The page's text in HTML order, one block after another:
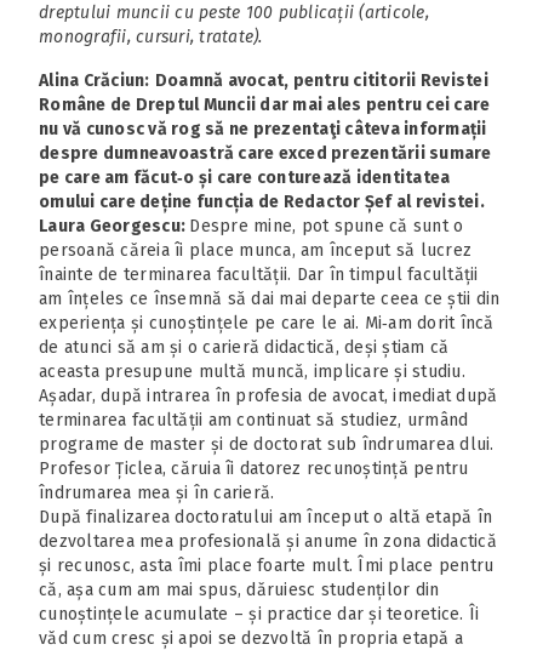
dreptului muncii cu peste 100 publicații (articole,
monografii, cursuri, tratate).
Alina Crăciun: Doamnă avocat, pentru cititorii Revistei
Române de Dreptul Muncii dar mai ales pentru cei care
nu vă cunosc vă rog să ne prezentaţi câteva informații
despre dumneavoastră care exced prezentării sumare
pe care am făcut‑o și care conturează identitatea
omului care deține funcția de Redactor Șef al revistei.
Laura Georgescu: Despre mine, pot spune că sunt o
persoană căreia îi place munca, am început să lucrez
înainte de terminarea facultății. Dar în timpul facultății
am înțeles ce însemnă să dai mai departe ceea ce știi din
experiența și cunoștințele pe care le ai. Mi‑am dorit încă
de atunci să am și o carieră didactică, deși știam că
aceasta presupune multă muncă, implicare și studiu.
Așadar, după intrarea în profesia de avocat, imediat după
terminarea facultății am continuat să studiez, urmând
programe de master și de doctorat sub îndrumarea dlui.
Profesor Țiclea, căruia îi datorez recunoștință pentru
îndrumarea mea și în carieră.
După finalizarea doctoratului am început o altă etapă în
dezvoltarea mea profesională și anume în zona didactică
și recunosc, asta îmi place foarte mult. Îmi place pentru
că, așa cum am mai spus, dăruiesc studenților din
cunoștințele acumulate – și practice dar și teoretice. Îi
văd cum cresc și apoi se dezvoltă în propria etapă a